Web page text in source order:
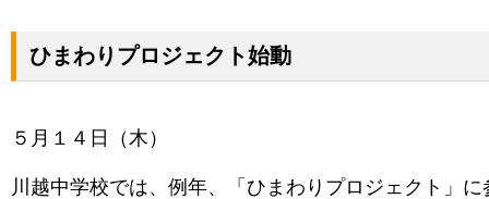
ひまわりプロジェクト始動
５月１４日（木）
川越中学校では、例年、「ひまわりプロジェクト」